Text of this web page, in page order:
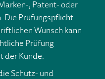
, Patent- oder
Die Prüfungspflicht
Wunsch kann
Prüfung
der Kunde.
Schutz- und